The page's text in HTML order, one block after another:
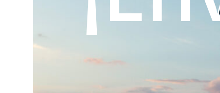
$ 449.00
Ver Tallas
$
Ver